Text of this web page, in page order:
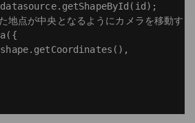
点が中央となるようにカメラを移動する